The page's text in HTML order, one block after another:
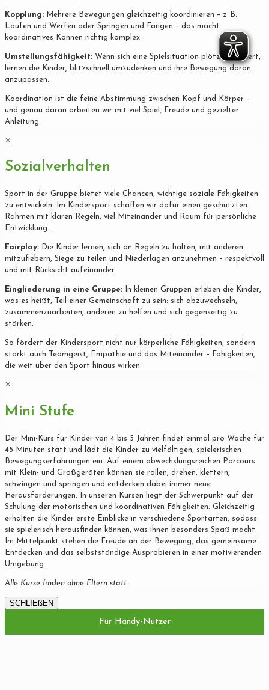
Kopplung: Mehrere Bewegungen gleichzeitig koordinieren – z. B.
Laufen und Werfen oder Springen und Fangen – das macht
koordinatives Können richtig komplex.
Umstellungsfähigkeit: Wenn sich eine Spielsituation plötzlich ändert,
lernen die Kinder, blitzschnell umzudenken und ihre Bewegung daran
anzupassen.
Koordination ist die feine Abstimmung zwischen Kopf und Körper –
und genau daran arbeiten wir mit viel Spiel, Freude und gezielter
Anleitung.
✕
Sozialverhalten
Sport in der Gruppe bietet viele Chancen, wichtige soziale Fähigkeiten
zu entwickeln. Im Kindersport schaffen wir dafür einen geschützten
Rahmen mit klaren Regeln, viel Miteinander und Raum für persönliche
Entwicklung.
Fairplay: Die Kinder lernen, sich an Regeln zu halten, mit anderen
mitzufiebern, Siege zu teilen und Niederlagen anzunehmen – respektvoll
und mit Rücksicht aufeinander.
Eingliederung in eine Gruppe: In kleinen Gruppen erleben die Kinder,
was es heißt, Teil einer Gemeinschaft zu sein: sich abzuwechseln,
zusammenzuarbeiten, anderen zu helfen und sich gegenseitig zu
stärken.
So fördert der Kindersport nicht nur körperliche Fähigkeiten, sondern
stärkt auch Teamgeist, Empathie und das Miteinander – Fähigkeiten,
die weit über den Sport hinaus wirken.
✕
Mini Stufe
Der Mini-Kurs für Kinder von 4 bis 5 Jahren findet einmal pro Woche für
45 Minuten statt und lädt die Kinder zu vielfältigen, spielerischen
Bewegungserfahrungen ein. Auf einem abwechslungsreichen Parcours
mit Klein- und Großgeräten können sie rollen, drehen, klettern,
schwingen und springen und entdecken dabei immer neue
Herausforderungen. In unseren Kursen liegt der Schwerpunkt auf der
Schulung der motorischen und koordinativen Fähigkeiten. Gleichzeitig
erhalten die Kinder erste Einblicke in verschiedene Sportarten, sodass
sie spielerisch herausfinden können, was ihnen besonders Spaß macht.
Im Mittelpunkt stehen die Freude an der Bewegung, das gemeinsame
Entdecken und das selbstständige Ausprobieren in einer motivierenden
Umgebung.
Alle Kurse finden ohne Eltern statt.
SCHLIEßEN
Für Handy-Nutzer